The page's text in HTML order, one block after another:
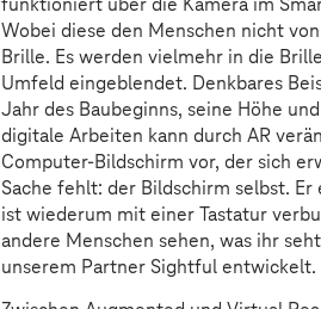
funktioniert über die Kamera im
Wobei diese den Menschen nicht
Brille. Es werden vielmehr in die
Umfeld eingeblendet. Denkbares
Jahr des Baubeginns, seine Höhe
digitale Arbeiten kann durch AR
Computer-Bildschirm vor, der sich
Sache fehlt: der Bildschirm selbst.
ist wiederum mit einer Tastatur
andere Menschen sehen, was ihr
unserem Partner Sightful entwickelt.